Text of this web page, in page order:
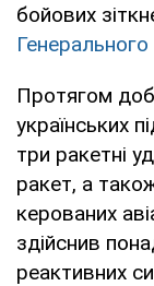
бойових
Протягом
українських
три ракетні
ракет, а
керованих
здійснив
реактивних